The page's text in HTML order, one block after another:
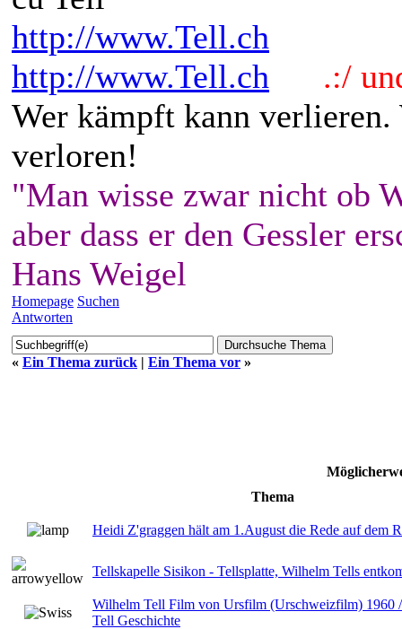
http://www.Tell.ch
http://www.Tell.ch
.:/
Wer kämpft kann
verloren!
"Man wisse zwar nicht ob
aber dass er den Gessler
Hans Weigel
Homepage Suchen
Antworten
« Ein Thema zurück | Ein Thema vor »
Thema
Heidi Z'graggen hält am 1.August die Rede auf dem
Tellskapelle Sisikon - Tellsplatte, Wilhelm Tells
Wilhelm Tell Film von Ursfilm (Urschweizfilm) 1960
Tell Geschichte